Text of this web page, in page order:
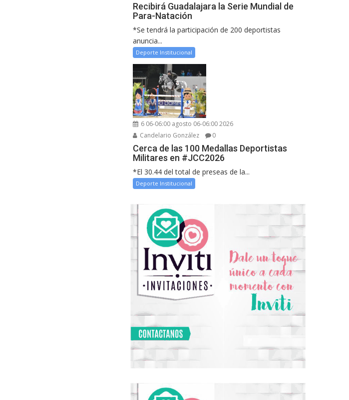
Recibirá Guadalajara la Serie Mundial de
Para-Natación
*Se tendrá la participación de 200 deportistas
anuncia...
Deporte Institucional
6 06-06:00 agosto 06-06:00 2026
Candelario González
0
Cerca de las 100 Medallas Deportistas
Militares en #JCC2026
*El 30.44 del total de preseas de la...
Deporte Institucional